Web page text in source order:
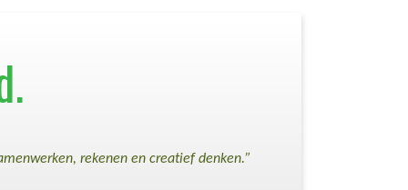
rekenen en creatief denken.”